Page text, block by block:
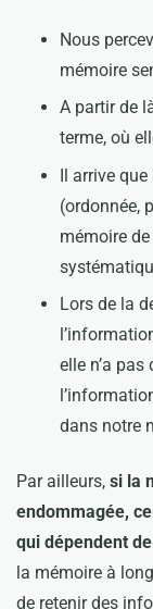
Nous
mémoire
A partir de
terme, où
Il arrive
(ordonnée,
mémoire
Lors de la
elle n’a
dans notre
Par ailleurs, si la
endommagée,
qui dépendent
la mémoire à
de retenir des